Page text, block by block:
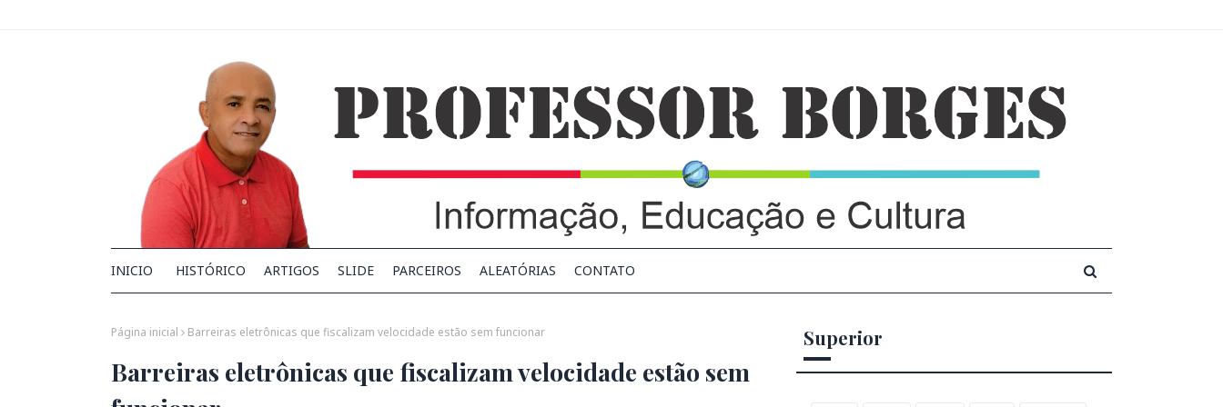
INICIO HISTÓRICO ARTIGOS SLIDE PARCEIROS ALEATÓRIAS CONTATO
Página inicial Barreiras eletrônicas que fiscalizam velocidade estão sem funcionar
Barreiras eletrônicas que fiscalizam velocidade estão sem
Superior